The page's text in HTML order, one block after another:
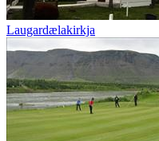
Laugardælakirkja